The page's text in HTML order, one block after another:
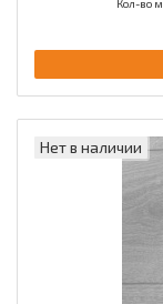
Кол-во м
Нет в наличии